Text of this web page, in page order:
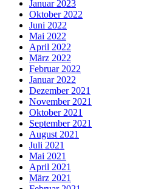
Januar 2023
Oktober 2022
Juni 2022
Mai 2022
April 2022
März 2022
Februar 2022
Januar 2022
Dezember 2021
November 2021
Oktober 2021
September 2021
August 2021
Juli 2021
Mai 2021
April 2021
März 2021